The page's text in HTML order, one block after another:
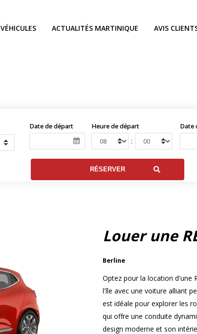
VÉHICULES ACTUALITÉS MARTINIQUE AVIS
Date de départ Heure de départ
:
Date
Louer une
Berline
Optez pour la location d'une
l'île avec une voiture alliant
est idéale pour explorer les
qui offre une conduite
design moderne et son